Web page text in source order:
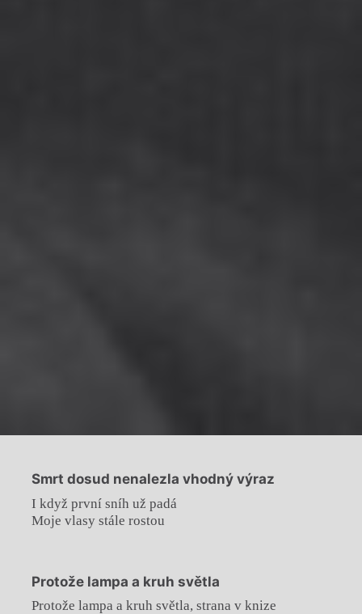
Smrt dosud nenalezla vhodný výraz
I když první sníh už padá
Moje vlasy stále rostou
Protože lampa a kruh světla
Protože lampa a kruh světla, strana v knize